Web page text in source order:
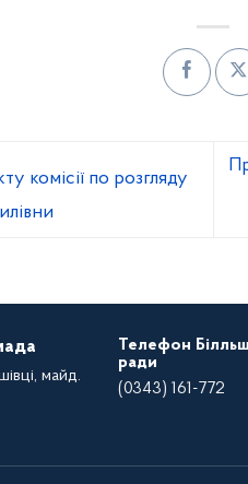
комісії по розгляду
майд.
Телефон
ради
(0343) 161-772